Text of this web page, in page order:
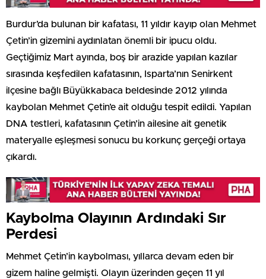
Burdur’da bulunan bir kafatası, 11 yıldır kayıp olan Mehmet
Çetin’in gizemini aydınlatan önemli bir ipucu oldu.
Geçtiğimiz Mart ayında, boş bir arazide yapılan kazılar
sırasında keşfedilen kafatasının, Isparta’nın Senirkent
ilçesine bağlı Büyükkabaca beldesinde 2012 yılında
kaybolan Mehmet Çetin’e ait olduğu tespit edildi. Yapılan
DNA testleri, kafatasının Çetin’in ailesine ait genetik
materyalle eşleşmesi sonucu bu korkunç gerçeği ortaya
çıkardı.
Kaybolma Olayının Ardındaki Sır
Perdesi
Mehmet Çetin’in kaybolması, yıllarca devam eden bir
gizem haline gelmişti. Olayın üzerinden geçen 11 yıl